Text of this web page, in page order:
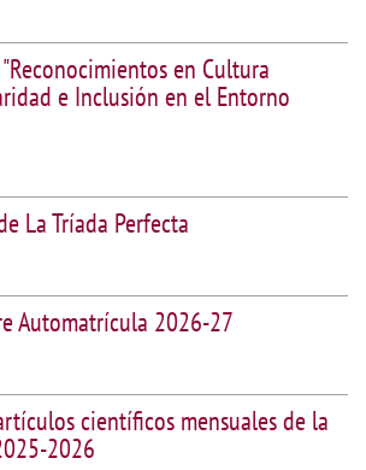
en Cultura
e Inclusión en el Entorno
La Tríada Perfecta
Automatrícula 2026-27
científicos mensuales de la
2026